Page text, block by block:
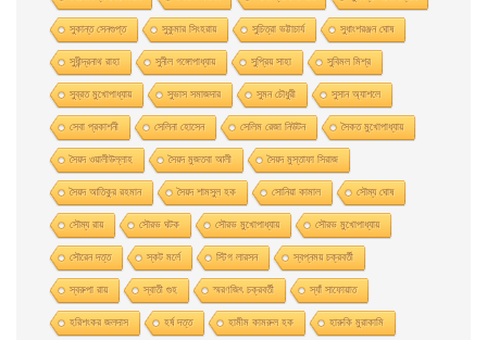
সুকান্ত সেনগুপ্ত সুকুমার সিংহরায় সুচিত্রা ভট্টাচার্য সুধাংশরঞ্জন ঘোষ
সুধীন্দ্রনাথ রাহা সুনীল গঙ্গোপাধ্যায় সুপ্রিয় সাহা সুবিমল মিশ্র
সুব্রত মুখোপাধ্যায় সুভাস সমাজদার সুমন চৌধুরী সুসান অ্যাশলে
সেবা প্রকাশনী সেলিনা হােসেন সেলিম রেজা নিউটন সৈকত মুখোপাধ্যায়
সৈয়দ ওয়ালীউল্লাহ সৈয়দ মুজতবা আলী সৈয়দ মুস্তাফা সিরাজ
সৈয়দ আতিকুর রহমান সৈয়দ শামসুল হক সোনিয়া কামাল সৌম্য ঘােষ
সৌম্য রায় সৌরভ ঘটক সৌরভ মুখােপাধ্যায় সৌরভ মুখোপাধ্যায়
সৌরেন দত্ত স্কট মর্লে স্টিগ লারসন স্বপ্নময় চক্রবর্তী
স্বরুপা রায় স্বাতী গুহ স্মরণজিৎ চক্রবর্তী স্যাঁ সাফোয়াত
হরিশংকর জলদাস হর্ষ দত্ত হামীম কামরুল হক হারুকি মুরাকামি